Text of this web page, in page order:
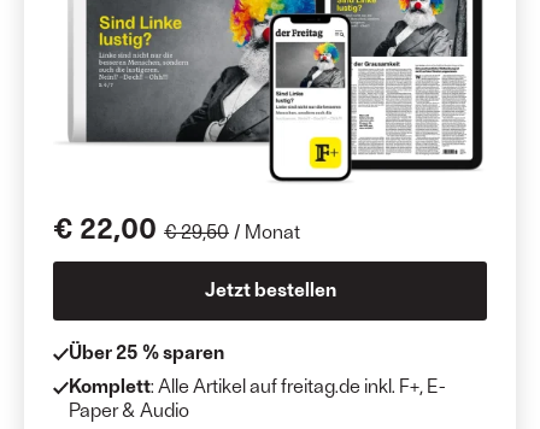
€ 22,00 € 29,50 / Monat
Jetzt bestellen
Über 25 % sparen
Komplett: Alle Artikel auf freitag.de inkl. F+, E-
Paper & Audio